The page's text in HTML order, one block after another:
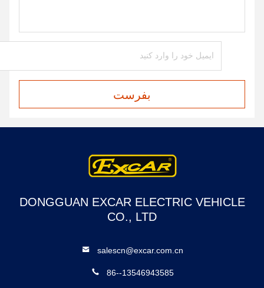
بفرست
DONGGUAN EXCAR ELECTRIC VEHICLE
CO., LTD
salescn@excar.com.cn
86--13546943585